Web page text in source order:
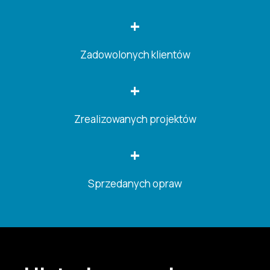
+
Zadowolonych klientów
+
Zrealizowanych projektów
+
Sprzedanych opraw